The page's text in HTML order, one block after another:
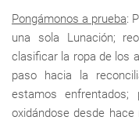
Pongámonos a prueba:
una sola Lunación;
clasificar la ropa de los
paso hacia la
estamos
oxidándose desde